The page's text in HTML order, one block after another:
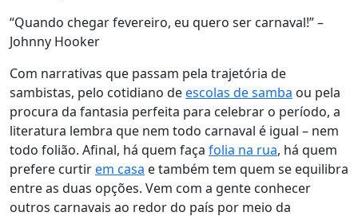
“Quando chegar fevereiro, eu quero ser carnaval!” –
Johnny Hooker
Com narrativas que passam pela trajetória de
sambistas, pelo cotidiano deescolas de samba ou pela
procura da fantasia perfeita para celebrar o período, a
literatura lembra que nem todo carnaval é igual – nem
todo folião. Afinal, há quem faça folia na rua, há quem
prefere curtirem casa e também tem quem se equilibra
entre as duas opções. Vem com a gente conhecer
outros carnavais ao redor do país por meio da